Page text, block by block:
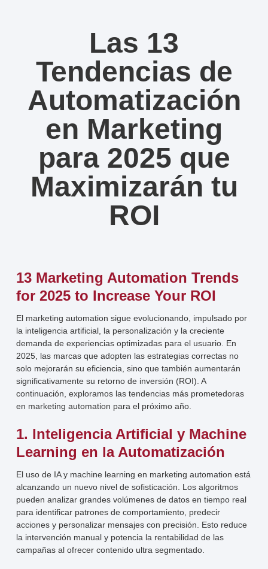
Las 13
Tendencias de
Automatización
en Marketing
para 2025 que
Maximizarán tu
ROI
13 Marketing Automation Trends
for 2025 to Increase Your ROI
El marketing automation sigue evolucionando, impulsado por
la inteligencia artificial, la personalización y la creciente
demanda de experiencias optimizadas para el usuario. En
2025, las marcas que adopten las estrategias correctas no
solo mejorarán su eficiencia, sino que también aumentarán
significativamente su retorno de inversión (ROI). A
continuación, exploramos las tendencias más prometedoras
en marketing automation para el próximo año.
1. Inteligencia Artificial y Machine
Learning en la Automatización
El uso de IA y machine learning en marketing automation está
alcanzando un nuevo nivel de sofisticación. Los algoritmos
pueden analizar grandes volúmenes de datos en tiempo real
para identificar patrones de comportamiento, predecir
acciones y personalizar mensajes con precisión. Esto reduce
la intervención manual y potencia la rentabilidad de las
campañas al ofrecer contenido ultra segmentado.